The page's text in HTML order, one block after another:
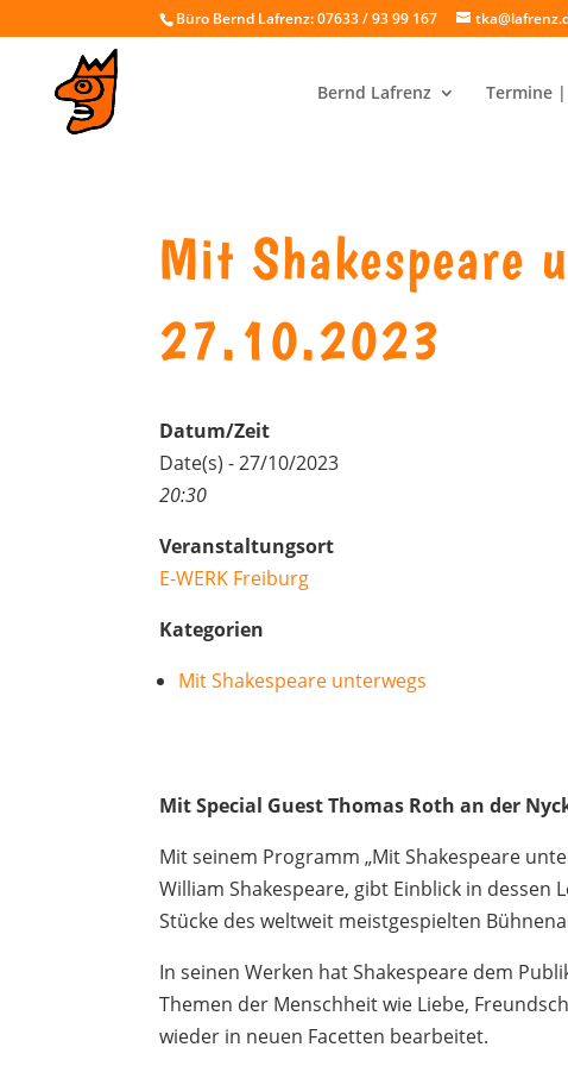
Büro Bernd Lafrenz: 07633 / 93 99 167
Bernd Lafrenz Termine
Mit Shakespeare
27.10.2023
Datum/Zeit
Date(s) - 27/10/2023
20:30
Veranstaltungsort
E-WERK Freiburg
Kategorien
Mit Shakespeare unterwegs
Mit Special Guest Thomas Roth an der
Mit seinem Programm „Mit Shakespeare
William Shakespeare, gibt Einblick in
Stücke des weltweit meistgespielten
In seinen Werken hat Shakespeare dem
Themen der Menschheit wie Liebe,
wieder in neuen Facetten bearbeitet.